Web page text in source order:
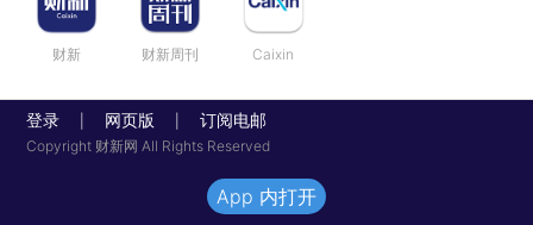
财新 财新周刊 Caixin
登录 网页版 订阅电邮
Copyright 财新网 All Rights Reserved
App 内打开